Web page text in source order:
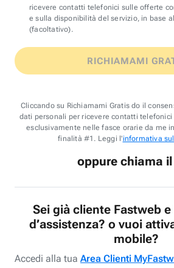
ricevere contatti telefonici sulle offerte
e sulla disponibilità del servizio, in base
(facoltativo).
RICHIAMAMI
Cliccando su Richiamami Gratis do il
dati personali per ricevere contatti
esclusivamente nelle fasce orarie da me
finalità #1. Leggi l'informativa
oppure chiama il
Sei già cliente Fastweb
d’assistenza? o vuoi
mobile?
Accedi alla tua Area Clienti